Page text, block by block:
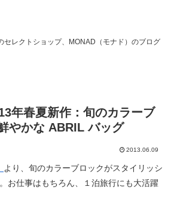
セレクトショップ、MONAD（モナド）のブログ
年春夏新作：旬のカラーブ
やかな ABRIL バッグ
2013.06.09
より、旬のカラーブロックがスタイリッシ
お仕事はもちろん、１泊旅行にも大活躍